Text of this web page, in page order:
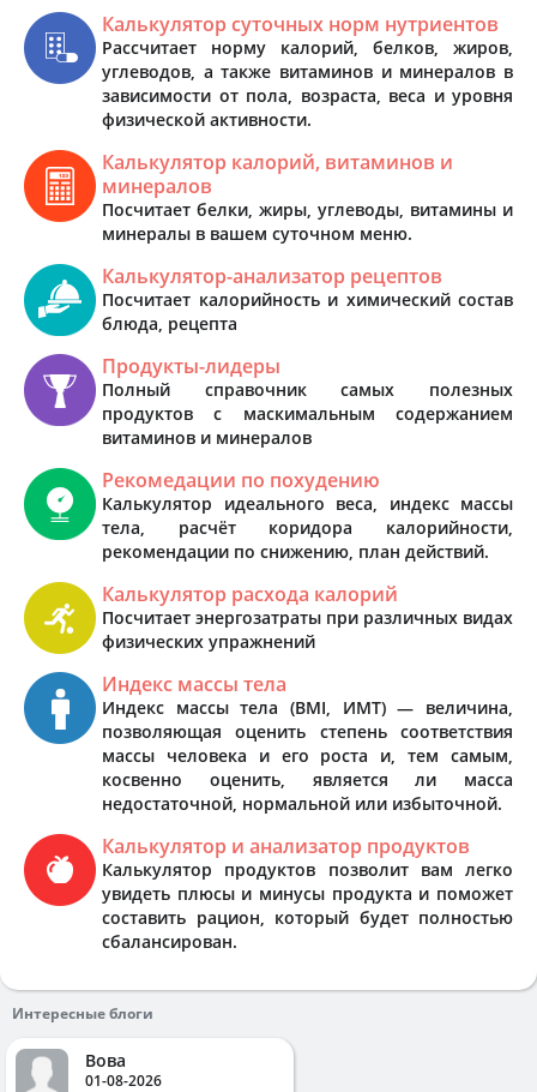
Калькулятор суточных норм нутриентов
Рассчитает норму калорий, белков, жиров,
углеводов, а также витаминов и минералов в
зависимости от пола, возраста, веса и уровня
физической активности.
Калькулятор калорий, витаминов и
минералов
Посчитает белки, жиры, углеводы, витамины и
минералы в вашем суточном меню.
Калькулятор-анализатор рецептов
Посчитает калорийность и химический состав
блюда, рецепта
Продукты-лидеры
Полный справочник самых полезных
продуктов с маскимальным содержанием
витаминов и минералов
Рекомедации по похудению
Калькулятор идеального веса, индекс массы
тела, расчёт коридора калорийности,
рекомендации по снижению, план действий.
Калькулятор расхода калорий
Посчитает энергозатраты при различных видах
физических упражнений
Индекс массы тела
Индекс массы тела (BMI, ИМТ) — величина,
позволяющая оценить степень соответствия
массы человека и его роста и, тем самым,
косвенно оценить, является ли масса
недостаточной, нормальной или избыточной.
Калькулятор и анализатор продуктов
Калькулятор продуктов позволит вам легко
увидеть плюсы и минусы продукта и поможет
составить рацион, который будет полностью
сбалансирован.
Интересные блоги
Вова
01-08-2026